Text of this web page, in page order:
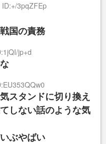
3pqZFEp
国の責務
jp+d
スタンドに切り換え
しない話のような気
ぶやばい